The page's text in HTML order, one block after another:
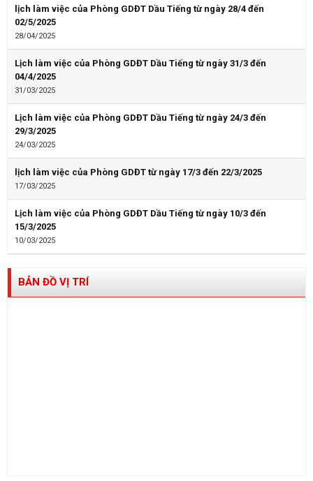
lịch làm việc của Phòng GDĐT Dầu Tiếng từ ngày 28/4 đến
02/5/2025
28/04/2025
Lịch làm việc của Phòng GDĐT Dầu Tiếng từ ngày 31/3 đến
04/4/2025
31/03/2025
Lịch làm việc của Phòng GDĐT Dầu Tiếng từ ngày 24/3 đến
29/3/2025
24/03/2025
lịch làm việc của Phòng GDĐT từ ngày 17/3 đến 22/3/2025
17/03/2025
Lịch làm việc của Phòng GDĐT Dầu Tiếng từ ngày 10/3 đến
15/3/2025
10/03/2025
BẢN ĐỒ VỊ TRÍ